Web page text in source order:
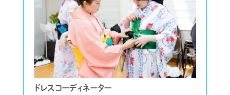
ドレスコーディネーター